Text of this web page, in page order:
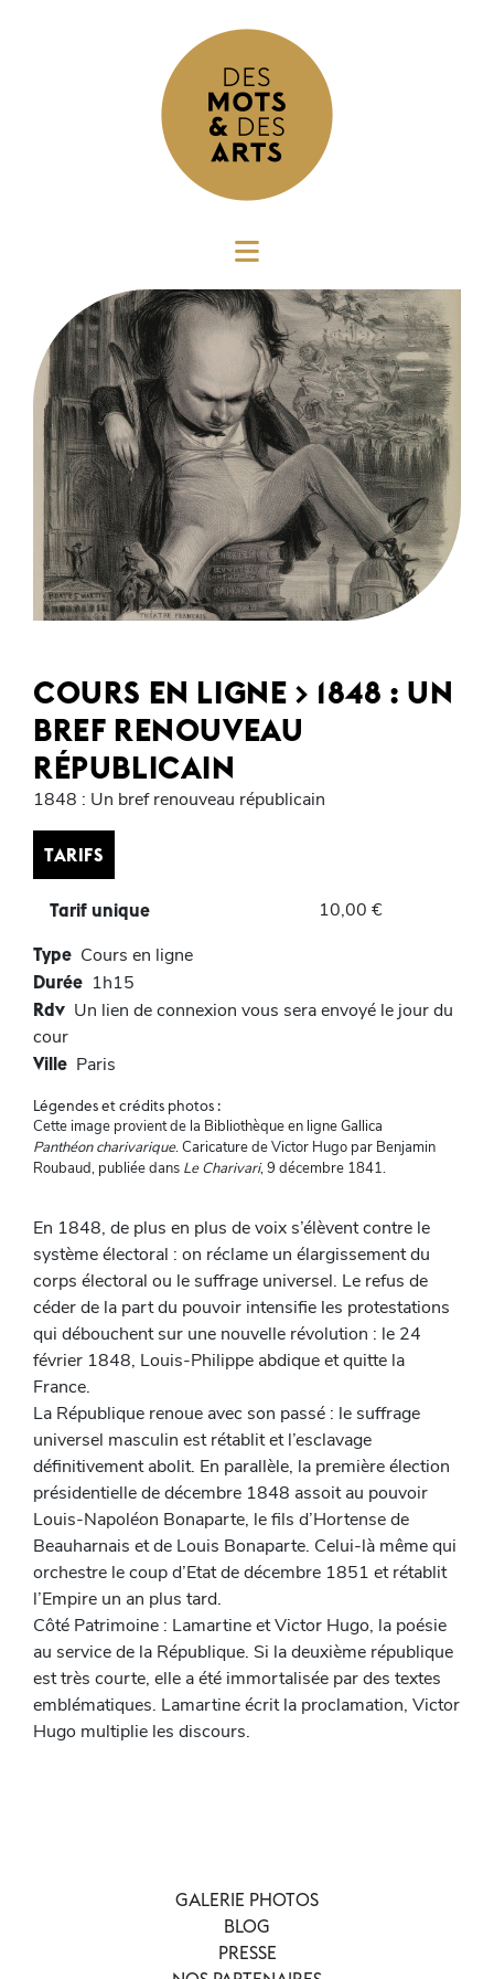
COURS EN LIGNE > 1848 : UN
BREF RENOUVEAU
RÉPUBLICAIN
1848 : Un bref renouveau républicain
TARIFS
Tarif unique 10,00 €
Type Cours en ligne
Durée 1h15
Rdv Un lien de connexion vous sera envoyé le jour du
cour
Ville Paris
Légendes et crédits photos :
Cette image provient de la Bibliothèque en ligne Gallica
Panthéon charivarique. Caricature de Victor Hugo par Benjamin
Roubaud, publiée dans Le Charivari, 9 décembre 1841.
En 1848, de plus en plus de voix s’élèvent contre le
système électoral : on réclame un élargissement du
corps électoral ou le suffrage universel. Le refus de
céder de la part du pouvoir intensifie les protestations
qui débouchent sur une nouvelle révolution : le 24
février 1848, Louis-Philippe abdique et quitte la
France.
La République renoue avec son passé : le suffrage
universel masculin est rétablit et l’esclavage
définitivement abolit. En parallèle, la première élection
présidentielle de décembre 1848 assoit au pouvoir
Louis-Napoléon Bonaparte, le fils d’Hortense de
Beauharnais et de Louis Bonaparte. Celui-là même qui
orchestre le coup d’Etat de décembre 1851 et rétablit
l’Empire un an plus tard.
Côté Patrimoine : Lamartine et Victor Hugo, la poésie
au service de la République. Si la deuxième république
est très courte, elle a été immortalisée par des textes
emblématiques. Lamartine écrit la proclamation, Victor
Hugo multiplie les discours.
GALERIE PHOTOS
BLOG
PRESSE